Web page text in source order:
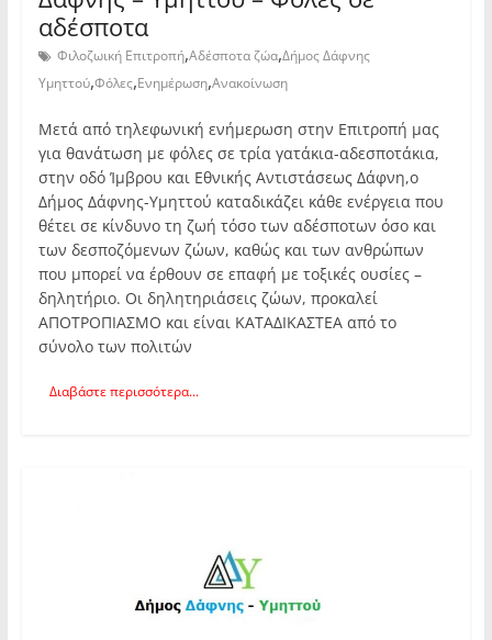
αδέσποτα
Φιλοζωική Επιτροπή,Αδέσποτα ζώα,Δήμος Δάφνης
Υμηττού,Φόλες,Ενημέρωση,Ανακοίνωση
Μετά από τηλεφωνική ενήμερωση στην Επιτροπή μας
για θανάτωση με φόλες σε τρία γατάκια-αδεσποτάκια,
στην οδό Ίμβρου και Εθνικής Αντιστάσεως Δάφνη,ο
Δήμος Δάφνης-Υμηττού καταδικάζει κάθε ενέργεια που
θέτει σε κίνδυνο τη ζωή τόσο των αδέσποτων όσο και
των δεσποζόμενων ζώων, καθώς και των ανθρώπων
που μπορεί να έρθουν σε επαφή με τοξικές ουσίες –
δηλητήριο. Οι δηλητηριάσεις ζώων, προκαλεί
ΑΠΟΤΡΟΠΙΑΣΜΟ και είναι ΚΑΤΑΔΙΚΑΣΤΕΑ από το
σύνολο των πολιτών
Διαβάστε περισσότερα...